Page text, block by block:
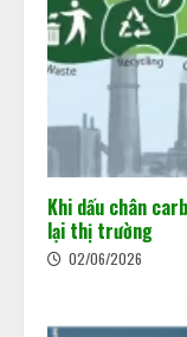
Khi dấu chân
lại thị trường
02/06/2026